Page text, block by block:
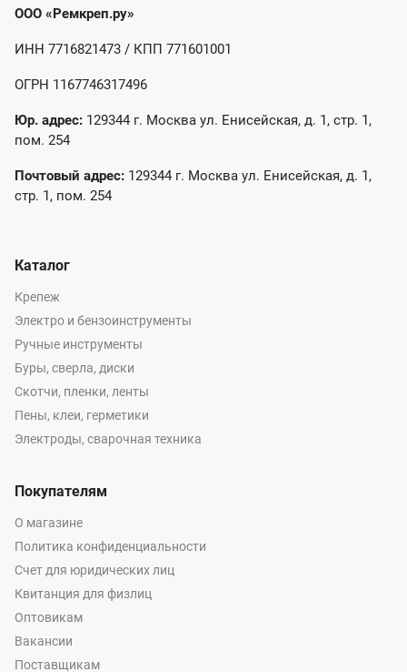
ООО «Ремкреп.ру»
ИНН 7716821473 / КПП 771601001
ОГРН 1167746317496
Юр. адрес: 129344 г. Москва ул. Енисейская, д. 1, стр. 1,
пом. 254
Почтовый адрес: 129344 г. Москва ул. Енисейская, д. 1,
стр. 1, пом. 254
Каталог
Крепеж
Электро и бензоинструменты
Ручные инструменты
Буры, сверла, диски
Скотчи, пленки, ленты
Пены, клеи, герметики
Электроды, сварочная техника
Покупателям
О магазине
Политика конфиденциальности
Счет для юридических лиц
Квитанция для физлиц
Оптовикам
Вакансии
Поставщикам